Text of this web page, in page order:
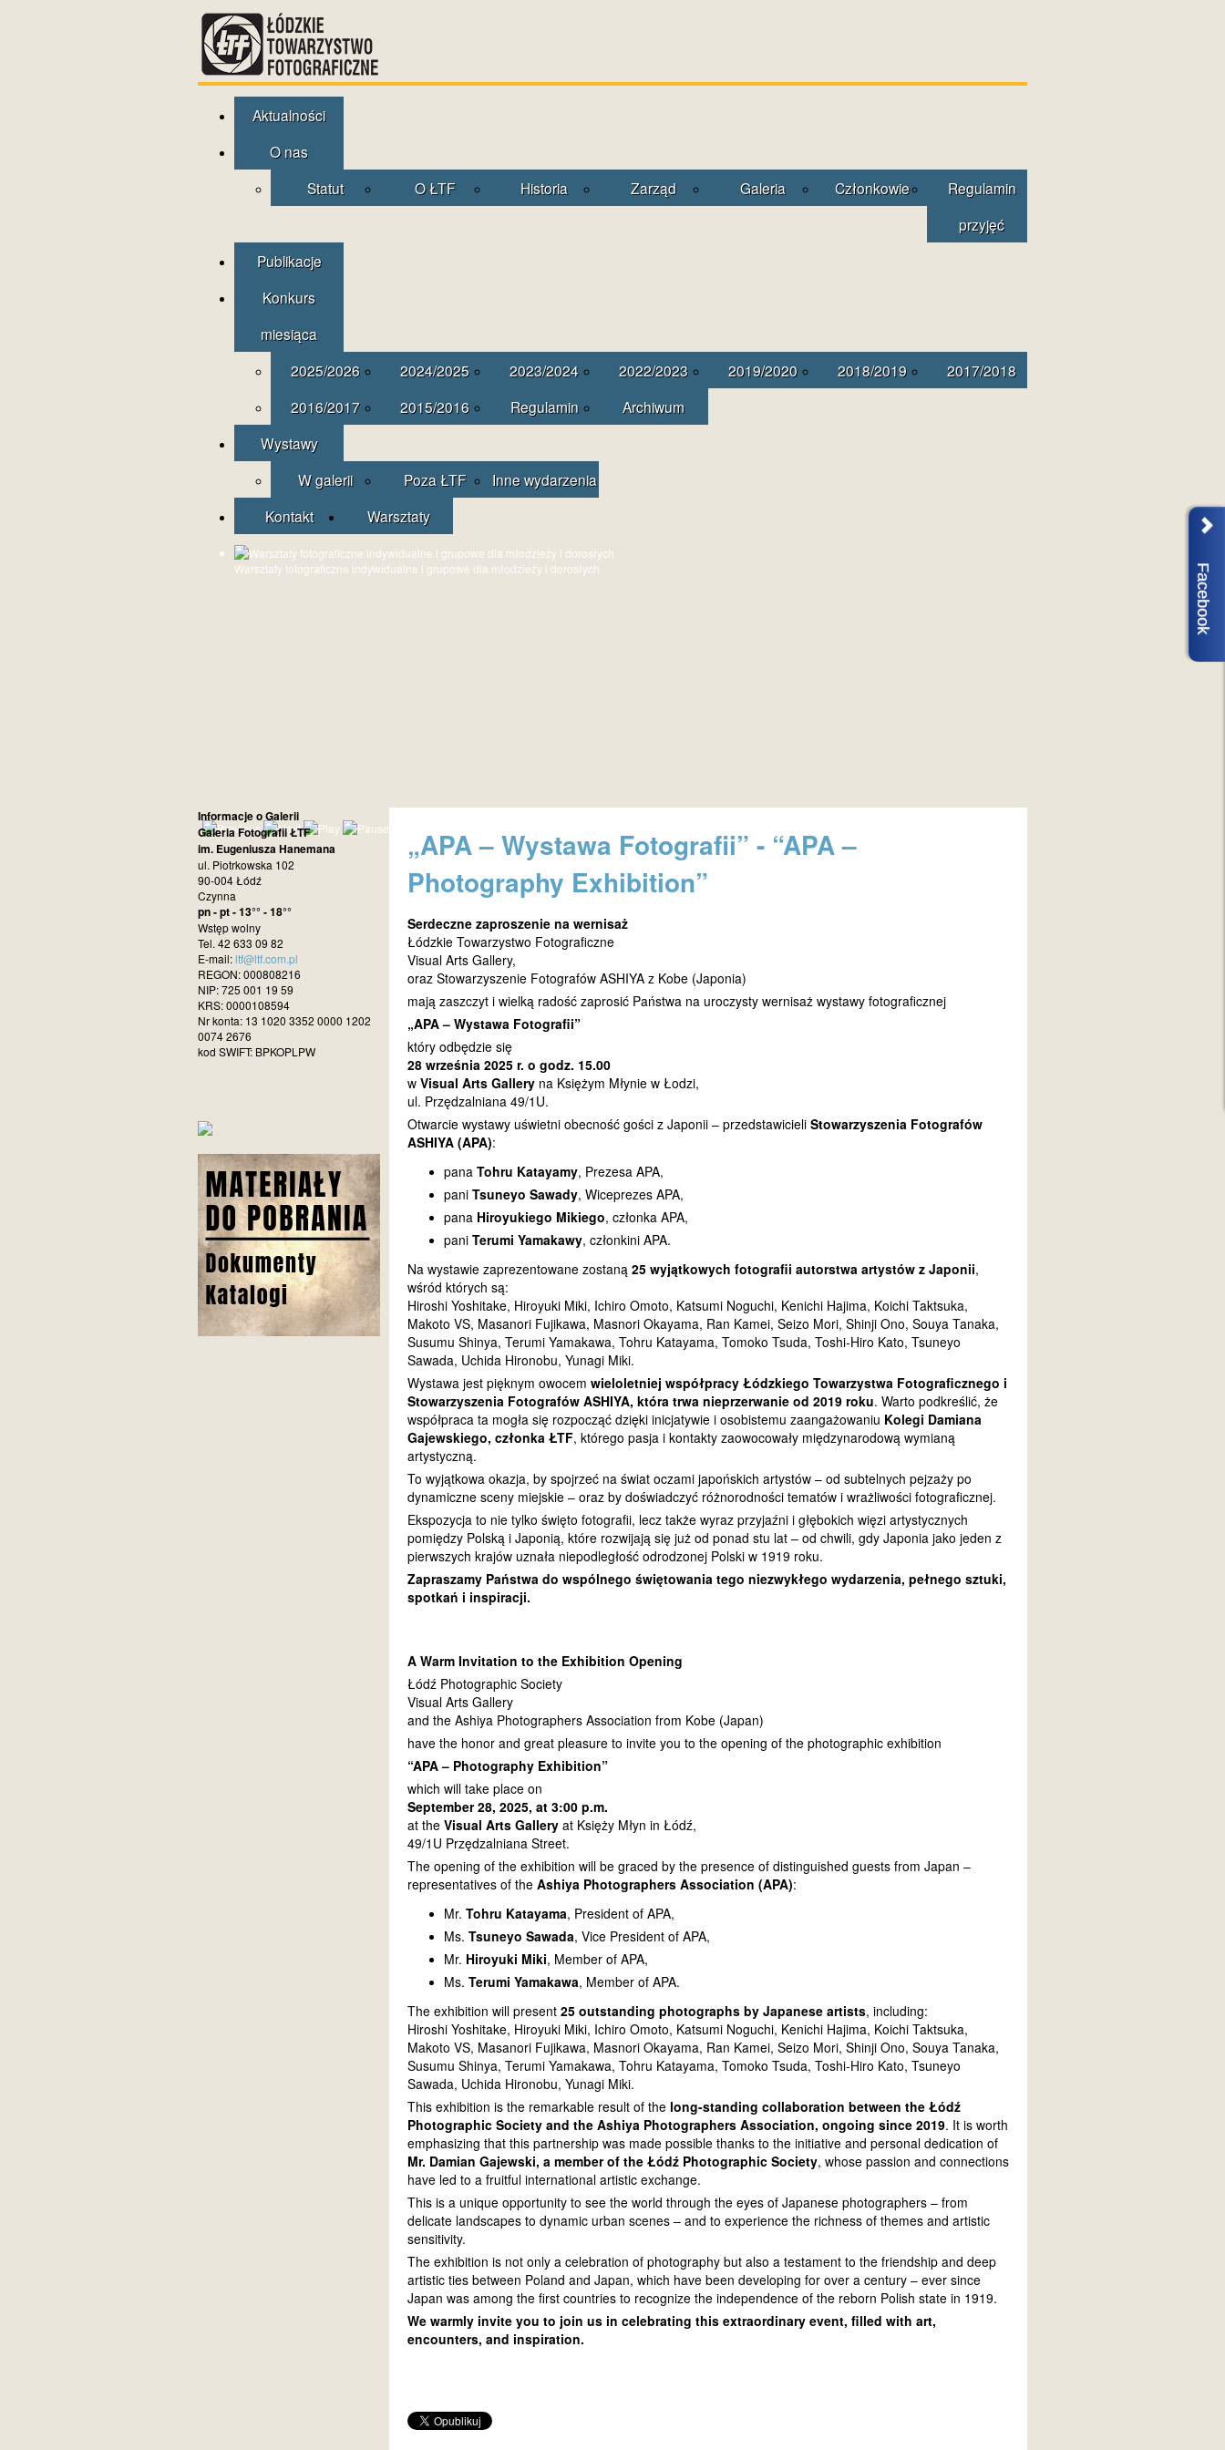
Aktualności
O nas
Statut
O ŁTF Historia Zarząd Galeria Członkowie
Regulamin
przyjęć
Publikacje
Konkurs
miesiąca
2025/2026
2024/2025 2023/2024 2022/2023 2019/2020 2018/2019
2017/2018
2016/2017
2015/2016 Regulamin
Archiwum
Wystawy
W galerii
Poza ŁTF
Inne wydarzenia
Kontakt
Warsztaty
Warsztaty fotograficzne indywidualne i grupowe dla młodzieży i dorosłych
„APA – Wystawa Fotografii” - “APA –
Photography Exhibition”
Serdeczne zaproszenie na wernisaż
Łódzkie Towarzystwo Fotograficzne
Visual Arts Gallery,
oraz Stowarzyszenie Fotografów ASHIYA z Kobe (Japonia)
mają zaszczyt i wielką radość zaprosić Państwa na uroczysty wernisaż wystawy fotograficznej
„APA – Wystawa Fotografii”
który odbędzie się
28 września 2025 r. o godz. 15.00
w Visual Arts Gallery na Księżym Młynie w Łodzi,
ul. Przędzalniana 49/1U.
Otwarcie wystawy uświetni obecność gości z Japonii – przedstawicieli Stowarzyszenia Fotografów
ASHIYA (APA):
pana Tohru Katayamy, Prezesa APA,
pani Tsuneyo Sawady, Wiceprezes APA,
pana Hiroyukiego Mikiego, członka APA,
pani Terumi Yamakawy, członkini APA.
Na wystawie zaprezentowane zostaną 25 wyjątkowych fotografii autorstwa artystów z Japonii,
wśród których są:
Hiroshi Yoshitake, Hiroyuki Miki, Ichiro Omoto, Katsumi Noguchi, Kenichi Hajima, Koichi Taktsuka,
Makoto VS, Masanori Fujikawa, Masnori Okayama, Ran Kamei, Seizo Mori, Shinji Ono, Souya Tanaka,
Susumu Shinya, Terumi Yamakawa, Tohru Katayama, Tomoko Tsuda, Toshi-Hiro Kato, Tsuneyo
Sawada, Uchida Hironobu, Yunagi Miki.
Wystawa jest pięknym owocem wieloletniej współpracy Łódzkiego Towarzystwa Fotograficznego i
Stowarzyszenia Fotografów ASHIYA, która trwa nieprzerwanie od 2019 roku. Warto podkreślić, że
współpraca ta mogła się rozpocząć dzięki inicjatywie i osobistemu zaangażowaniu Kolegi Damiana
Gajewskiego, członka ŁTF, którego pasja i kontakty zaowocowały międzynarodową wymianą
artystyczną.
To wyjątkowa okazja, by spojrzeć na świat oczami japońskich artystów – od subtelnych pejzaży po
dynamiczne sceny miejskie – oraz by doświadczyć różnorodności tematów i wrażliwości fotograficznej.
Ekspozycja to nie tylko święto fotografii, lecz także wyraz przyjaźni i głębokich więzi artystycznych
pomiędzy Polską i Japonią, które rozwijają się już od ponad stu lat – od chwili, gdy Japonia jako jeden z
pierwszych krajów uznała niepodległość odrodzonej Polski w 1919 roku.
Zapraszamy Państwa do wspólnego świętowania tego niezwykłego wydarzenia, pełnego sztuki,
spotkań i inspiracji.
A Warm Invitation to the Exhibition Opening
Łódź Photographic Society
Visual Arts Gallery
and the Ashiya Photographers Association from Kobe (Japan)
have the honor and great pleasure to invite you to the opening of the photographic exhibition
“APA – Photography Exhibition”
which will take place on
September 28, 2025, at 3:00 p.m.
at the Visual Arts Gallery at Księży Młyn in Łódź,
49/1U Przędzalniana Street.
The opening of the exhibition will be graced by the presence of distinguished guests from Japan –
representatives of the Ashiya Photographers Association (APA):
Mr. Tohru Katayama, President of APA,
Ms. Tsuneyo Sawada, Vice President of APA,
Mr. Hiroyuki Miki, Member of APA,
Ms. Terumi Yamakawa, Member of APA.
The exhibition will present 25 outstanding photographs by Japanese artists, including:
Hiroshi Yoshitake, Hiroyuki Miki, Ichiro Omoto, Katsumi Noguchi, Kenichi Hajima, Koichi Taktsuka,
Makoto VS, Masanori Fujikawa, Masnori Okayama, Ran Kamei, Seizo Mori, Shinji Ono, Souya Tanaka,
Susumu Shinya, Terumi Yamakawa, Tohru Katayama, Tomoko Tsuda, Toshi-Hiro Kato, Tsuneyo
Sawada, Uchida Hironobu, Yunagi Miki.
This exhibition is the remarkable result of the long-standing collaboration between the Łódź
Photographic Society and the Ashiya Photographers Association, ongoing since 2019. It is worth
emphasizing that this partnership was made possible thanks to the initiative and personal dedication of
Mr. Damian Gajewski, a member of the Łódź Photographic Society, whose passion and connections
have led to a fruitful international artistic exchange.
This is a unique opportunity to see the world through the eyes of Japanese photographers – from
delicate landscapes to dynamic urban scenes – and to experience the richness of themes and artistic
sensitivity.
The exhibition is not only a celebration of photography but also a testament to the friendship and deep
artistic ties between Poland and Japan, which have been developing for over a century – ever since
Japan was among the first countries to recognize the independence of the reborn Polish state in 1919.
We warmly invite you to join us in celebrating this extraordinary event, filled with art,
encounters, and inspiration.
Informacje o Galerii
Galeria Fotografii ŁTF
im. Eugeniusza Hanemana
ul. Piotrkowska 102
90-004 Łódź
Czynna
pn - pt - 13°° - 18°°
Wstęp wolny
Tel. 42 633 09 82
E-mail:ltf@ltf.com.pl
REGON: 000808216
NIP: 725 001 19 59
KRS: 0000108594
Nr konta: 13 1020 3352 0000 1202
0074 2676
kod SWIFT: BPKOPLPW
Facebook